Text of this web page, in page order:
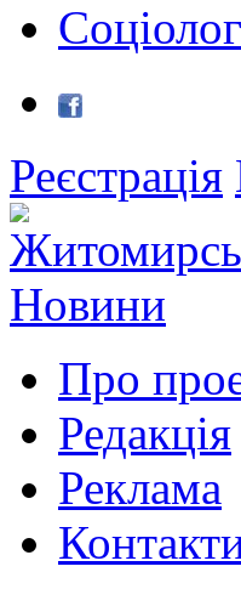
Реєстрація
Про
Редакція
Реклама